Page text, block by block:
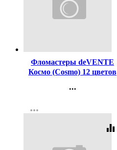
Фломастеры deVENTE
Космо (Cosmo) 12 цветов
арт.5081310
...
Регистрация
more_horiz
equalizer